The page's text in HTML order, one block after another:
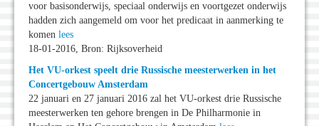
voor basisonderwijs, speciaal onderwijs en voortgezet onderwijs
hadden zich aangemeld om voor het predicaat in aanmerking te
komen lees
18-01-2016, Bron: Rijksoverheid
Het VU-orkest speelt drie Russische meesterwerken in het
Concertgebouw Amsterdam
22 januari en 27 januari 2016 zal het VU-orkest drie Russische
meesterwerken ten gehore brengen in De Philharmonie in